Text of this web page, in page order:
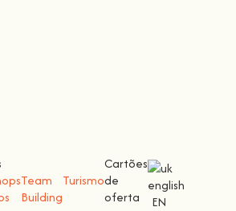
Team
Building
Turismo
Cartões
de
oferta
EN